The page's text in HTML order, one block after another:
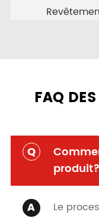
FAQ
Q
produit?
A
Le